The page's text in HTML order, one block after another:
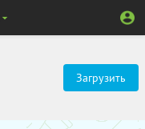
Загрузить